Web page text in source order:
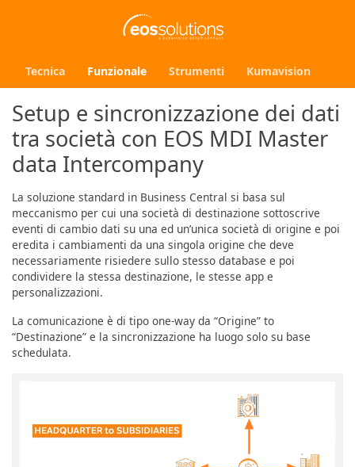
Tecnica Funzionale Strumenti Kumavision
Setup e sincronizzazione dei dati
tra società con EOS MDI Master
data Intercompany
La soluzione standard in Business Central si basa sul
meccanismo per cui una società di destinazione sottoscrive
eventi di cambio dati su una ed un’unica società di origine e poi
eredita i cambiamenti da una singola origine che deve
necessariamente risiedere sullo stesso database e poi
condividere la stessa destinazione, le stesse app e
personalizzazioni.
La comunicazione è di tipo one-way da “Origine” to
“Destinazione” e la sincronizzazione ha luogo solo su base
schedulata.